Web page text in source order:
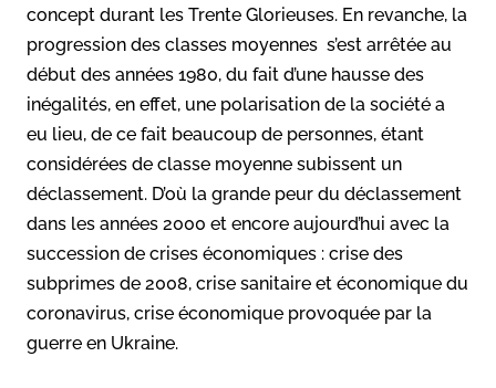
concept durant les Trente Glorieuses. En revanche, la
progression des classes moyennes s’est arrêtée au
début des années 1980, du fait d’une hausse des
inégalités, en effet, une polarisation de la société a
eu lieu, de ce fait beaucoup de personnes, étant
considérées de classe moyenne subissent un
déclassement. D’où la grande peur du déclassement
dans les années 2000 et encore aujourd’hui avec la
succession de crises économiques : crise des
subprimes de 2008, crise sanitaire et économique du
coronavirus, crise économique provoquée par la
guerre en Ukraine.